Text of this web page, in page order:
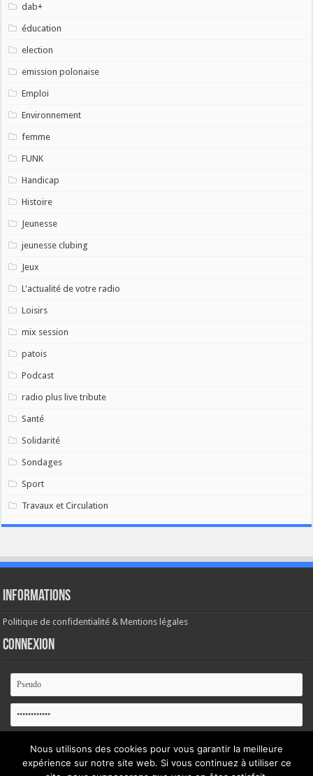
dab+
éducation
election
emission polonaise
Emploi
Environnement
femme
FUNK
Handicap
Histoire
Jeunesse
jeunesse clubing
Jeux
L'actualité de votre radio
Loisirs
mix session
patois
Podcast
radio plus live tribute
Santé
Solidarité
Sondages
Sport
Travaux et Circulation
Informations
Politique de confidentialité & Mentions légales
Connexion
Se souvenir de moi
Nous utilisons des cookies pour vous garantir la meilleure
expérience sur notre site web. Si vous continuez à utiliser ce